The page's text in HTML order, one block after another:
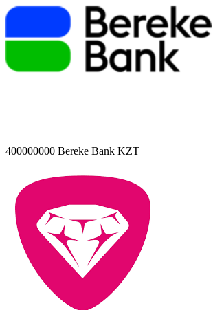
400000000 Bereke Bank KZT